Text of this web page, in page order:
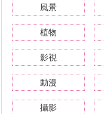
風景
植物
影視
動漫
攝影